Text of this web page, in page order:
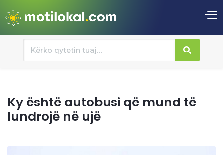
Ky është autobusi që mund të
lundrojë në ujë